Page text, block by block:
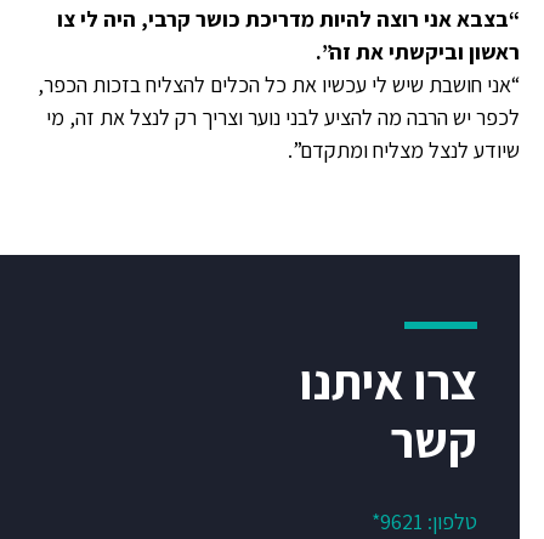
“בצבא אני רוצה להיות מדריכת כושר קרבי, היה לי צו
ראשון וביקשתי את זה”.
“אני חושבת שיש לי עכשיו את כל הכלים להצליח בזכות הכפר,
לכפר יש הרבה מה להציע לבני נוער וצריך רק לנצל את זה, מי
שיודע לנצל מצליח ומתקדם”.
צרו איתנו
קשר
טלפון: 9621*